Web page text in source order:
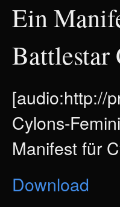
Ein
Battlestar
[audio:http://
Cylons-
Manifest für
Download